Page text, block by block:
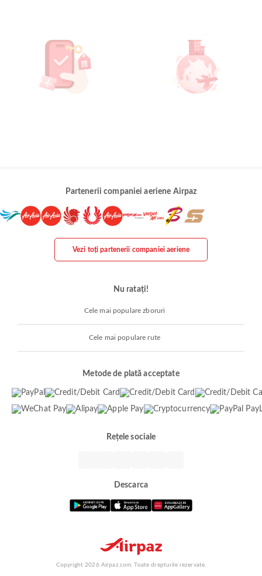
Partenerii companiei aeriene Airpaz
Vezi toți partenerii companiei aeriene
Nu ratați!
Cele mai populare zboruri
Cele mai populare rute
Metode de plată acceptate
Rețele sociale
Descarca
Copyright 2026 Airpaz.com. Toate drepturile rezervate.